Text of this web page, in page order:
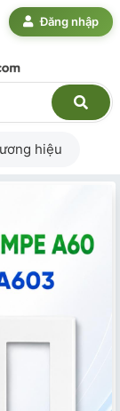
Đăng nhập
hiệu